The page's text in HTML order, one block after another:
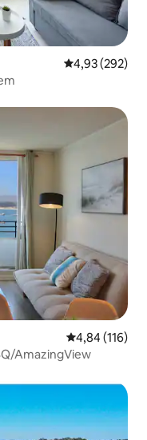
Średnia
4,93 (292)
Średnia
4,84 (116)
AmazingView